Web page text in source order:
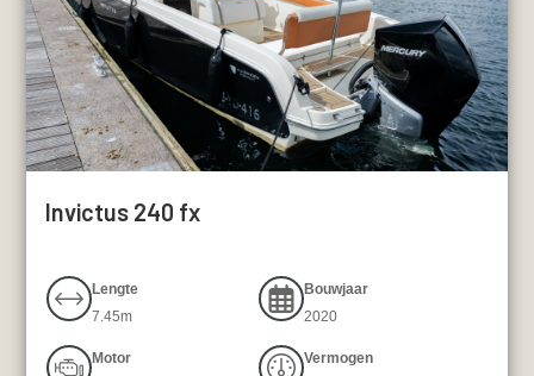
Invictus 240 fx
Lengte
7.45m
Bouwjaar
2020
Motor
Vermogen